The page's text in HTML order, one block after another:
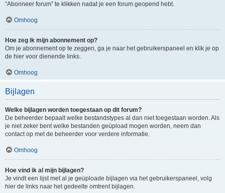
“Abonneer forum” te klikken nadat je een forum geopend hebt.
Omhoog
Hoe zeg ik mijn abonnement op?
Om je abonnement op te zeggen, ga je naar het gebruikerspaneel en klik je op
de hier voor dienende links.
Omhoog
Bijlagen
Welke bijlagen worden toegestaan op dit forum?
De beheerder bepaalt welke bestandstypes al dan niet toegestaan worden. Als
je niet zeker bent welke bestanden geüpload mogen worden, neem dan
contact op met de beheerder voor verdere informatie.
Omhoog
Hoe vind ik al mijn bijlagen?
Je vindt een lijst met al je geüploade bijlagen via het gebruikerspaneel, volg
hier de links naar het gedeelte omtrent bijlagen.